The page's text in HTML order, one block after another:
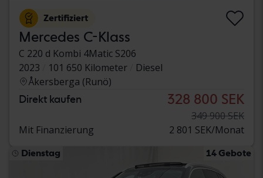
Zertifiziert
Mercedes C-Klass
C 220 d Kombi 4Matic S206
2023
101 650 Kilometer
Diesel
Åkersberga (Runö)
Direkt kaufen 328 800 SEK
349 900 SEK
Mit Finanzierung
2 801 SEK/Monat
Dienstag 14 Gebote